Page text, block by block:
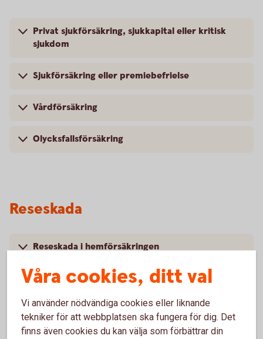
Privat sjukförsäkring, sjukkapital eller kritisk
sjukdom
Sjukförsäkring eller premiebefrielse
Vårdförsäkring
Olycksfallsförsäkring
Reseskada
Reseskada i hemförsäkringen
Reseskada i kortförsäkringen
Våra cookies, ditt val
Vi använder nödvändiga cookies eller liknande
tekniker för att webbplatsen ska fungera för dig. Det
finns även cookies du kan välja som förbättrar din